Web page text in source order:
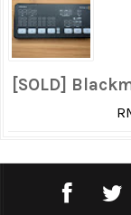
[SOLD]